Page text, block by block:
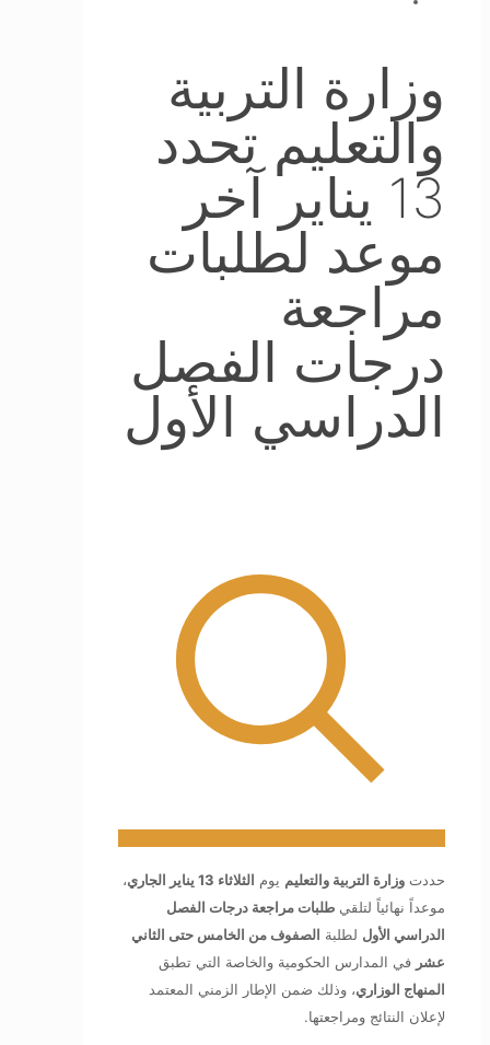
وزارة التربية
والتعليم تحدد
13 يناير آخر
موعد لطلبات
مراجعة
درجات الفصل
الدراسي الأول
حددت وزارة التربية والتعليم يوم الثلاثاء 13 يناير الجاري
،
موعداً نهائياً لتلقي طلبات مراجعة درجات الفصل
الدراسي الأول لطلبة الصفوف من الخامس حتى الثاني
عشر في المدارس الحكومية والخاصة التي تطبق
المنهاج الوزاري، وذلك ضمن الإطار الزمني المعتمد
لإعلان النتائج ومراجعتها.